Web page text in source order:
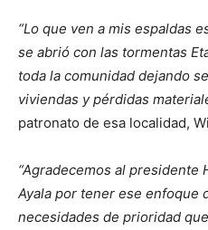
“Lo que ven a mis espaldas
se abrió con las tormentas
toda la comunidad dejando
viviendas y pérdidas
patronato de esa localidad,
“Agradecemos al presidente
Ayala por tener ese enfoque
necesidades de prioridad